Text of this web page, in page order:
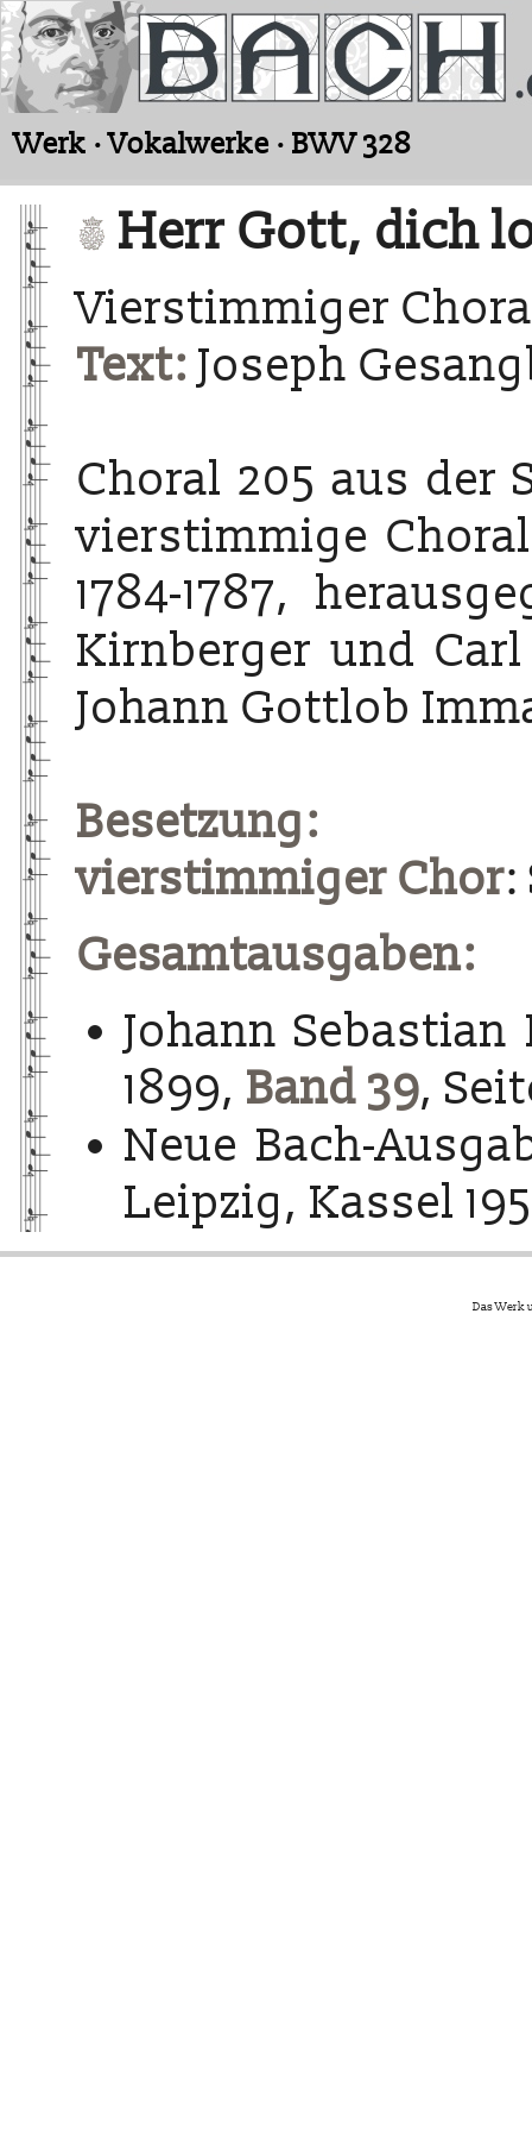
Werk · Vokalwerke · BWV 328
Herr Gott, dich
Vierstimmiger
Text: Joseph
Choral 205 aus der
vierstimmige
1784-1787,
Kirnberger und
Johann Gottlob
Besetzung:
vierstimmiger Chor:
Gesamtausgaben:
Johann Sebastian
1899, Band 39,
Neue Bach-
Leipzig, Kassel
Das Werk